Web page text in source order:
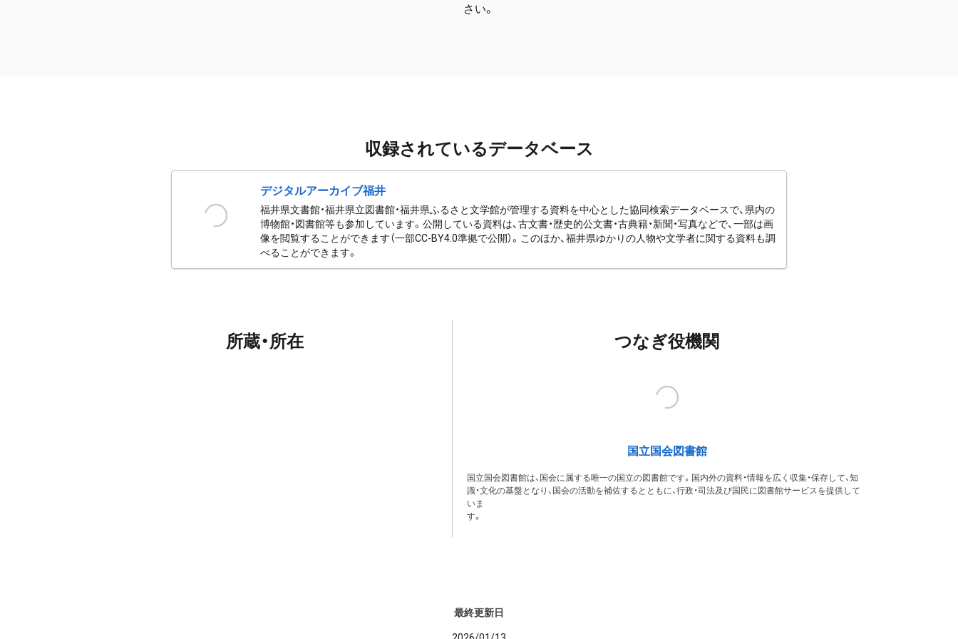
さい。
収録されているデータベース
デジタルアーカイブ福井
福井県文書館・福井県立図書館・福井県ふるさと文学館が管理する資料を中心とした協同検索データベースで、県内の
博物館・図書館等も参加しています。公開している資料は、古文書・歴史的公文書・古典籍・新聞・写真などで、一部は画
像を閲覧することができます（一部CC-BY4.0準拠で公開）。このほか、福井県ゆかりの人物や文学者に関する資料も調
べることができます。
所蔵・所在 つなぎ役機関
国立国会図書館
国立国会図書館は、国会に属する唯一の国立の図書館です。国内外の資料・情報を広く収集・保存して、知
識・文化の基盤となり、国会の活動を補佐するとともに、行政・司法及び国民に図書館サービスを提供して
いま
す。
最終更新日